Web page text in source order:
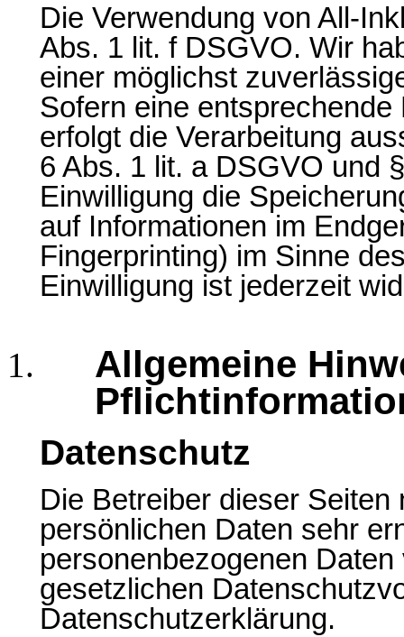
Die Verwendung von All-
Abs. 1 lit. f DSGVO. Wir
einer möglichst
Sofern eine
erfolgt die Verarbeitung
6 Abs. 1 lit. a DSGVO und
Einwilligung die
auf Informationen im
Fingerprinting) im Sinne
Einwilligung ist jederzeit
Allgemeine
Datenschutz
Die Betreiber dieser
persönlichen Daten sehr
personenbezogenen
gesetzlichen
Datenschutzerklärung.